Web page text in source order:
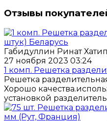
Отзывы
Габидуллин Ринат
27 ноября 2023 03:24
1 комп. Решетка
Решетка
Хорошо
установкой